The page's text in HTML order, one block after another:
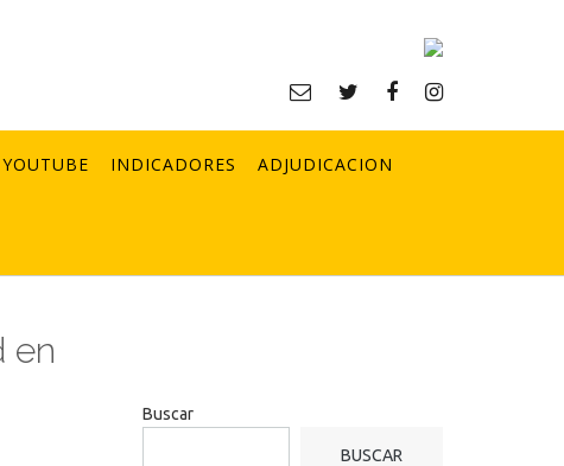
YOUTUBE INDICADORES ADJUDICACION
en
Buscar
BUSCAR